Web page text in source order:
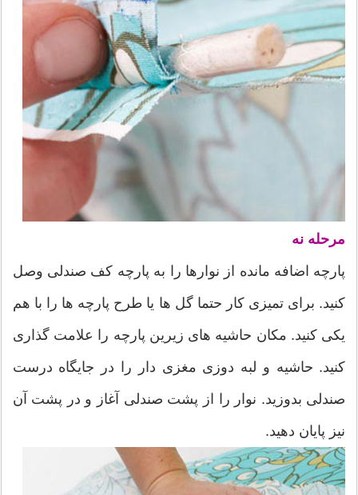
مرحله نه
پارچه اضافه مانده از نوارها را به پارچه کف صندلی وصل
کنید. برای تمیزی کار حتما گل ها یا طرح پارچه ها را با هم
یکی کنید. مکان حاشیه های زیرین پارچه را علامت گذاری
کنید. حاشیه و لبه دوزی مغزی دار را در جایگاه درست
صندلی بدوزید. نوار را از پشت صندلی آغاز و در پشت آن
نیز پایان دهید.